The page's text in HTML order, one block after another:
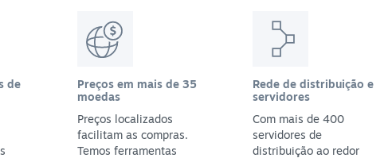
de
Preços em mais de 35
moedas
Preços localizados
facilitam as compras.
Temos ferramentas
Rede de distribuição e
servidores
Com mais de 400
servidores de
distribuição ao redor